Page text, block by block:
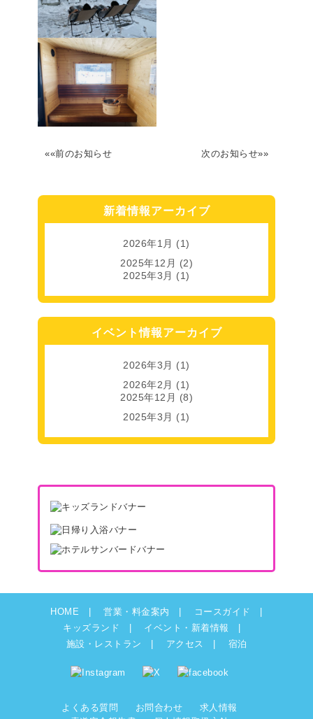
««前のお知らせ 次のお知らせ»»
新着情報アーカイブ
2026年1月 (1)
2025年12月 (2)
2025年3月 (1)
イベント情報アーカイブ
2026年3月 (1)
2026年2月 (1)
2025年12月 (8)
2025年3月 (1)
HOME 営業・料金案内
コースガイド
キッズランド
イベント・新着情報
施設・レストラン
アクセス 宿泊
よくある質問 お問合わせ
求人情報